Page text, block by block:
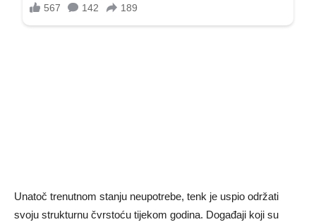
Unatoč trenutnom stanju neupotrebe, tenk je uspio održati
svoju strukturnu čvrstoću tijekom godina. Događaji koji su